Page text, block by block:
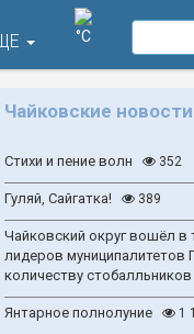
°C
Чайковские новости
Стихи и пение волн 352
Гуляй, Сайгатка! 389
Чайковский округ вошёл в
лидеров муниципалитетов
количеству
Янтарное полнолуние 1